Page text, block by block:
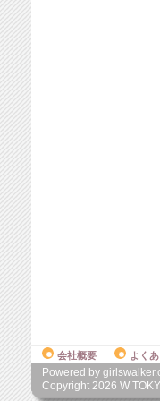
会社概要 よく
Powered by
Copyright 2026 W